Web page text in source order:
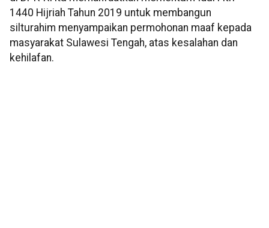
1440 Hijriah Tahun 2019 untuk membangun
silturahim menyampaikan permohonan maaf kepada
masyarakat Sulawesi Tengah, atas kesalahan dan
kehilafan.